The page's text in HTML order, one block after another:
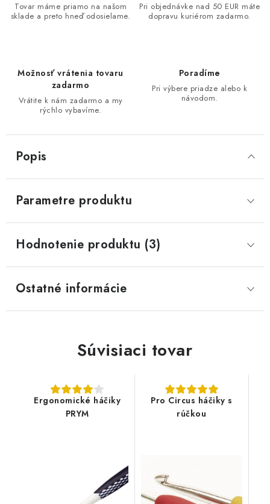
Tovar máme priamo na našom
sklade a preto hneď odosielame.
Pri objednávke nad 50 EUR máte
dopravu kuriérom zadarmo.
Možnosť vrátenia tovaru
zadarmo
Vrátite k nám zadarmo a my
rýchlo vybavíme.
Poradíme
Pri výbere priadze alebo k
návodom.
Popis
Parametre produktu
Hodnotenie produktu (3)
Ostatné informácie
Súvisiaci tovar
Ergonomické háčiky
PRYM
Pro Circus háčiky s
rúčkou